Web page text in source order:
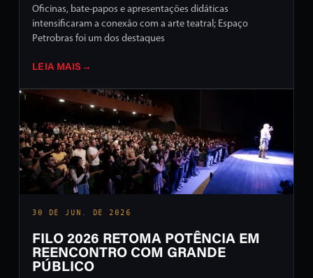
Oficinas, bate-papos e apresentações didáticas
intensificaram a conexão com a arte teatral; Espaço
Petrobras foi um dos destaques
LEIA MAIS →
30 DE JUN. DE 2026
FILO 2026 RETOMA POTÊNCIA EM
REENCONTRO COM GRANDE
PÚBLICO